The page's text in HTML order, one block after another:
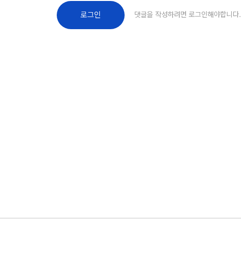
로그인 댓글을 작성하려면 로그인해야합니다.